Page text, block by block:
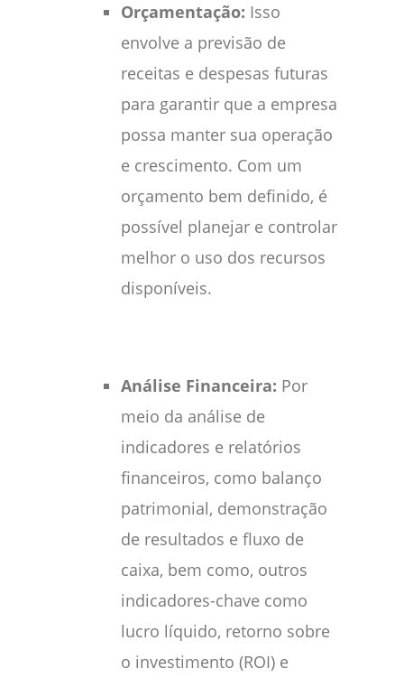
Orçamentação: Isso
envolve a previsão de
receitas e despesas futuras
para garantir que a empresa
possa manter sua operação
e crescimento. Com um
orçamento bem definido, é
possível planejar e controlar
melhor o uso dos recursos
disponíveis.
Análise Financeira: Por
meio da análise de
indicadores e relatórios
financeiros, como balanço
patrimonial, demonstração
de resultados e fluxo de
caixa, bem como, outros
indicadores-chave como
lucro líquido, retorno sobre
o investimento (ROI) e